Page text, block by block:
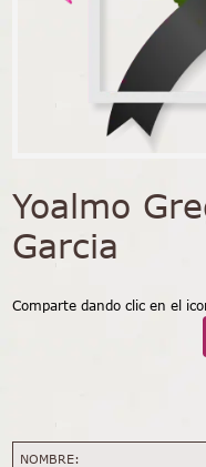
Yoalmo
Garcia
Comparte dando clic en el
NOMBRE: